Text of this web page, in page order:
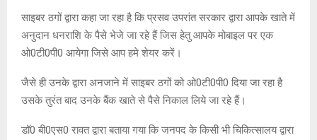
साइबर ठगों द्वारा कहा जा रहा है कि प्रसव उपरांत सरकार द्वारा आपके खाते में
अनुदान धनराशि के पैसे भेजे जा रहे हैं जिस हेतु आपके मोबाइल पर एक
ओ0टी0पी0 आयेगा जिसे आप हमे शेयर करें।
जैसे ही उनके द्वारा अनजाने में साइबर ठगों को ओ0टी0पी0 दिया जा रहा है
उसके तुरंत बाद उनके बैंक खाते से पैसे निकाल लिये जा रहे हैं।
डॉ0 बी0एस0 रावत द्वारा बताया गया कि जनपद के किसी भी चिकित्सालय द्वारा